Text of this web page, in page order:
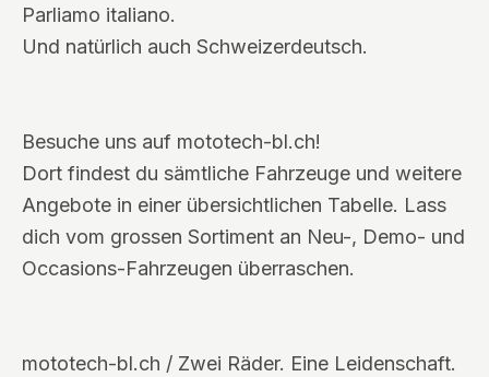
Parliamo italiano.
Und natürlich auch Schweizerdeutsch.
Besuche uns auf mototech-bl.ch!
Dort findest du sämtliche Fahrzeuge und weitere
Angebote in einer übersichtlichen Tabelle. Lass
dich vom grossen Sortiment an Neu-, Demo- und
Occasions-Fahrzeugen überraschen.
mototech-bl.ch / Zwei Räder. Eine Leidenschaft.